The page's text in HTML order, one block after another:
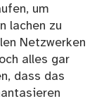
um
lachen zu
Netzwerken
alles gar
dass das